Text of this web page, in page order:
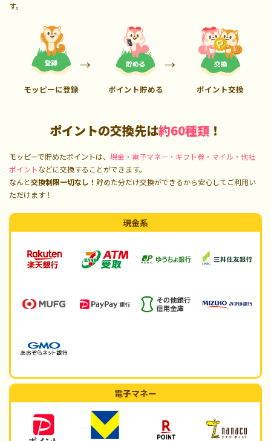
す。
モッピーに登録 ポイント貯める ポイント交換
ポイントの交換先は約60種類 ！
モッピーで貯めたポイントは、 現金・電子マネー・ギフト券・マイル・他社
ポイントなどに交換することができます。
なんと交換制限一切なし！ 貯めた分だけ交換ができるから安心してご利用い
ただけます！
現金系
電子マネー